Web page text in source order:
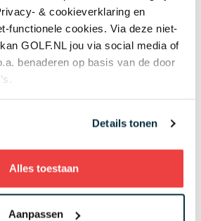
& cookieverklaring en
functionele cookies. Via deze niet-
GOLF.NL jou via social media of
benaderen op basis van de door
Details tonen
Alles toestaan
Aanpassen
claimt twee clubtitels op eigen
talent, zij hebben dat niet'
Week 32 - Anne van Dam op
topresultaat en drama
+ Toon meer